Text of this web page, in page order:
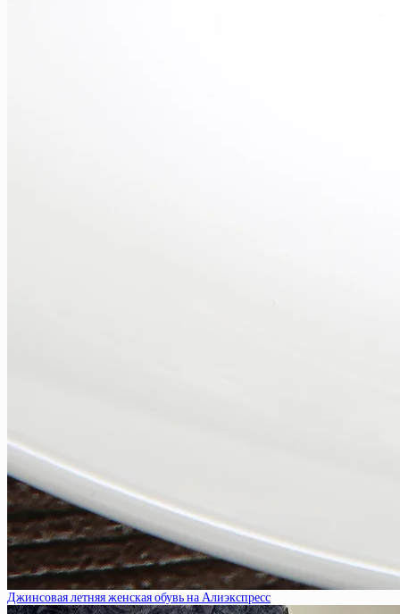
Джинсовая летняя женская обувь на Алиэкспресс